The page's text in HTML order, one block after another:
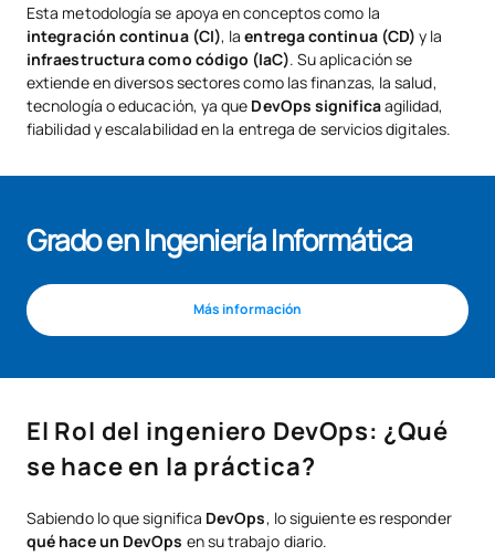
Esta metodología se apoya en conceptos como la
integración continua (CI), laentrega continua (CD) y la
infraestructura como código (IaC). Su aplicación se
extiende en diversos sectores como las finanzas, la salud,
tecnología o educación, ya que DevOps significaagilidad,
fiabilidad y escalabilidad en la entrega de servicios digitales.
Grado en Ingeniería Informática
Más información
El Rol del ingeniero DevOps: ¿Qué
se hace en la práctica?
Sabiendo lo que significa DevOps, lo siguiente es responder
qué hace un DevOps en su trabajo diario.